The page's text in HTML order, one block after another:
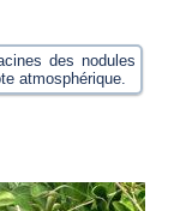
des nodules
atmosphérique.